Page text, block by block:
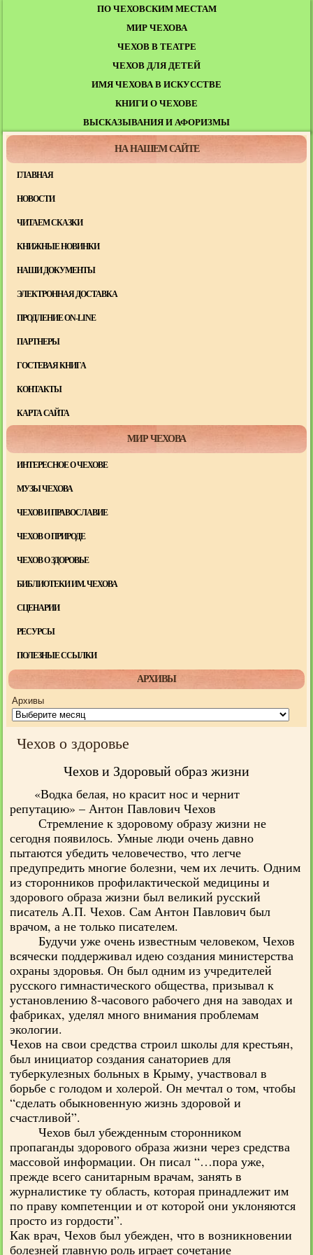
ПО ЧЕХОВСКИМ МЕСТАМ
МИР ЧЕХОВА
ЧЕХОВ В ТЕАТРЕ
ЧЕХОВ ДЛЯ ДЕТЕЙ
ИМЯ ЧЕХОВА В ИСКУССТВЕ
КНИГИ О ЧЕХОВЕ
ВЫСКАЗЫВАНИЯ И АФОРИЗМЫ
НА НАШЕМ САЙТЕ
ГЛАВНАЯ
НОВОСТИ
ЧИТАЕМ СКАЗКИ
КНИЖНЫЕ НОВИНКИ
НАШИ ДОКУМЕНТЫ
ЭЛЕКТРОННАЯ ДОСТАВКА
ПРОДЛЕНИЕ ON-LINE
ПАРТНЕРЫ
ГОСТЕВАЯ КНИГА
КОНТАКТЫ
КАРТА САЙТА
МИР ЧЕХОВА
ИНТЕРЕСНОЕ О ЧЕХОВЕ
МУЗЫ ЧЕХОВА
ЧЕХОВ И ПРАВОСЛАВИЕ
ЧЕХОВ О ПРИРОДЕ
ЧЕХОВ О ЗДОРОВЬЕ
БИБЛИОТЕКИ ИМ. ЧЕХОВА
СЦЕНАРИИ
РЕСУРСЫ
ПОЛЕЗНЫЕ ССЫЛКИ
АРХИВЫ
Архивы
Чехов о здоровье
Чехов и Здоровый образ жизни
«Водка белая, но красит нос и чернит
репутацию» – Антон Павлович Чехов
Стремление к здоровому образу жизни не
сегодня появилось. Умные люди очень давно
пытаются убедить человечество, что легче
предупредить многие болезни, чем их лечить. Одним
из сторонников профилактической медицины и
здорового образа жизни был великий русский
писатель А.П. Чехов. Сам Антон Павлович был
врачом, а не только писателем.
Будучи уже очень известным человеком, Чехов
всячески поддерживал идею создания министерства
охраны здоровья. Он был одним из учредителей
русского гимнастического общества, призывал к
установлению 8-часового рабочего дня на заводах и
фабриках, уделял много внимания проблемам
экологии.
Чехов на свои средства строил школы для крестьян,
был инициатор создания санаториев для
туберкулезных больных в Крыму, участвовал в
борьбе с голодом и холерой. Он мечтал о том, чтобы
“сделать обыкновенную жизнь здоровой и
счастливой”.
Чехов был убежденным сторонником
пропаганды здорового образа жизни через средства
массовой информации. Он писал “…пора уже,
прежде всего санитарным врачам, занять в
журналистике ту область, которая принадлежит им
по праву компетенции и от которой они уклоняются
просто из гордости”.
Как врач, Чехов был убежден, что в возникновении
болезней главную роль играет сочетание